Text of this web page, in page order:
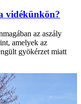
vidékünkön?
az aszály
amelyek az
gyökérzet miatt